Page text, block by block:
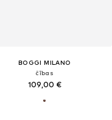
BOGGI MILANO
čības
109,00 €